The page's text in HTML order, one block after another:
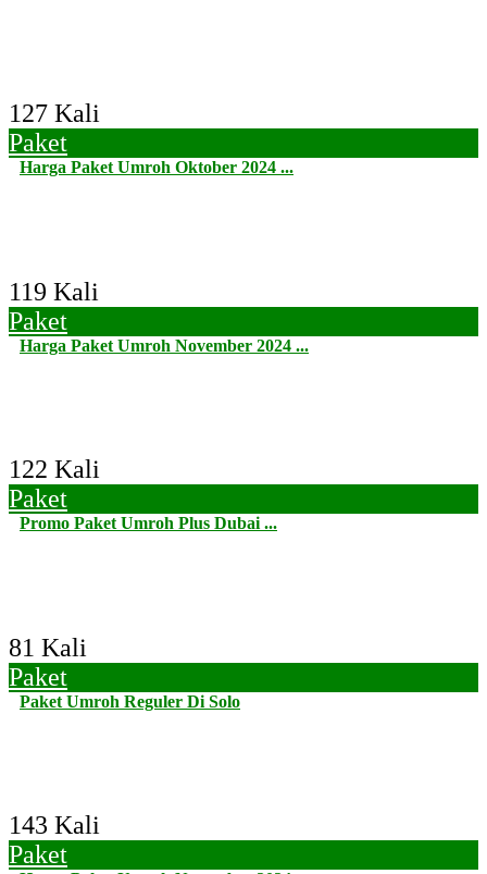
127 Kali
Paket
Harga Paket Umroh Oktober 2024 ...
119 Kali
Paket
Harga Paket Umroh November 2024 ...
122 Kali
Paket
Promo Paket Umroh Plus Dubai ...
81 Kali
Paket
Paket Umroh Reguler Di Solo
143 Kali
Paket